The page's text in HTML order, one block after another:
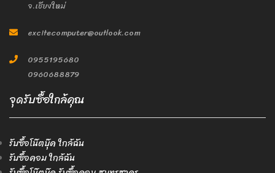
จ.เชียงใหม่
excitecomputer@outlook.com
0955195680
0960688879
จุดรับซื้อใกล้คุณ
รับซื้อโน๊ตบุ๊ค ใกล้ฉัน
รับซื้อคอม ใกล้ฉัน